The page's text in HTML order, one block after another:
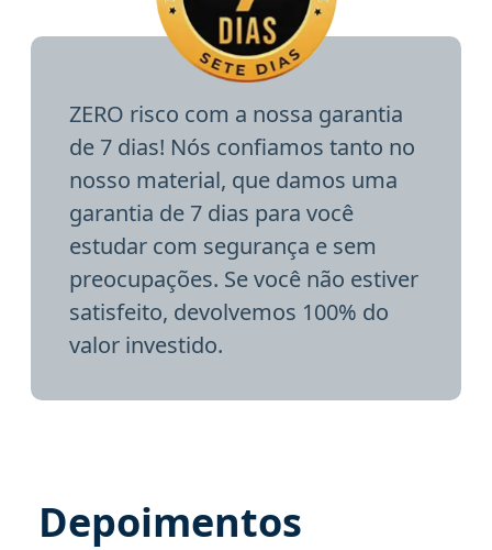
ZERO risco com a nossa garantia
de 7 dias! Nós confiamos tanto no
nosso material, que damos uma
garantia de 7 dias para você
estudar com segurança e sem
preocupações. Se você não estiver
satisfeito, devolvemos 100% do
valor investido.
Depoimentos